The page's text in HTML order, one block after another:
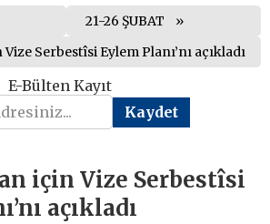
21-26 ŞUBAT
Serbestîsi Eylem Planı’nı açıkladı
E-Bülten Kayıt
için Vize Serbestîsi
açıkladı